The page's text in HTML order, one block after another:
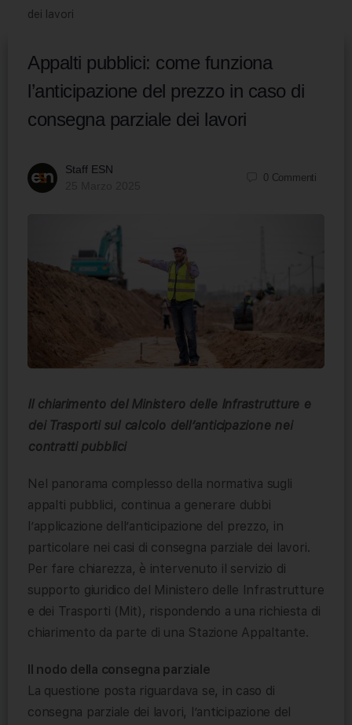
dei lavori
Appalti pubblici: come funziona
l’anticipazione del prezzo in caso di
consegna parziale dei lavori
Staff ESN
0 Commenti
Il chiarimento del Ministero delle Infrastrutture e
dei Trasporti sul calcolo dell’anticipazione nei
contratti pubblici
Nel panorama complesso della normativa sugli
appalti pubblici, continua a generare dubbi
l’applicazione dell’anticipazione del prezzo, in
particolare nei casi di consegna parziale dei lavori.
Per fare chiarezza, è intervenuto il servizio di
supporto giuridico del Ministero delle Infrastrutture
e dei Trasporti (Mit), rispondendo a una richiesta di
chiarimento da parte di una Stazione Appaltante.
Il nodo della consegna parziale
La questione posta riguardava se, in caso di
consegna parziale dei lavori, l’anticipazione del